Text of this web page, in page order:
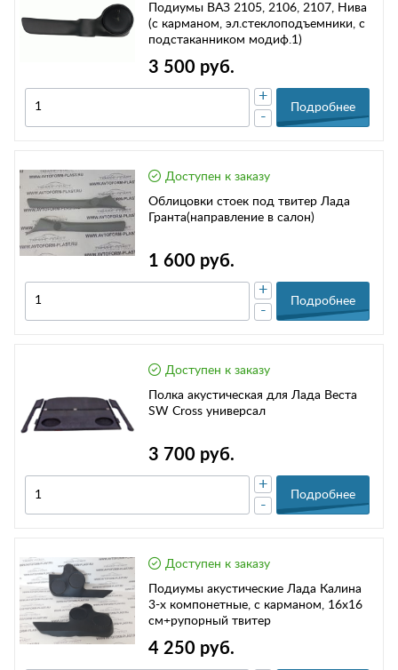
Подиумы ВАЗ 2105, 2106, 2107, Нива
(с карманом, эл.стеклоподъемники, с
подстаканником модиф.1)
3 500 руб.
-
+
Подробнее
Доступен к заказу
Облицовки стоек под твитер Лада
Гранта(направление в салон)
1 600 руб.
-
+
Подробнее
Доступен к заказу
Полка акустическая для Лада Веста
SW Cross универсал
3 700 руб.
-
+
Подробнее
Доступен к заказу
Подиумы акустические Лада Калина
3-х компонетные, с карманом, 16х16
см+рупорный твитер
4 250 руб.